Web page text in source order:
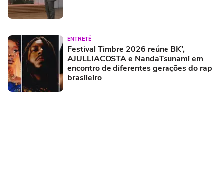
ENTRETÊ
Festival Timbre 2026 reúne BK’,
AJULLIACOSTA e NandaTsunami em
encontro de diferentes gerações do rap
brasileiro